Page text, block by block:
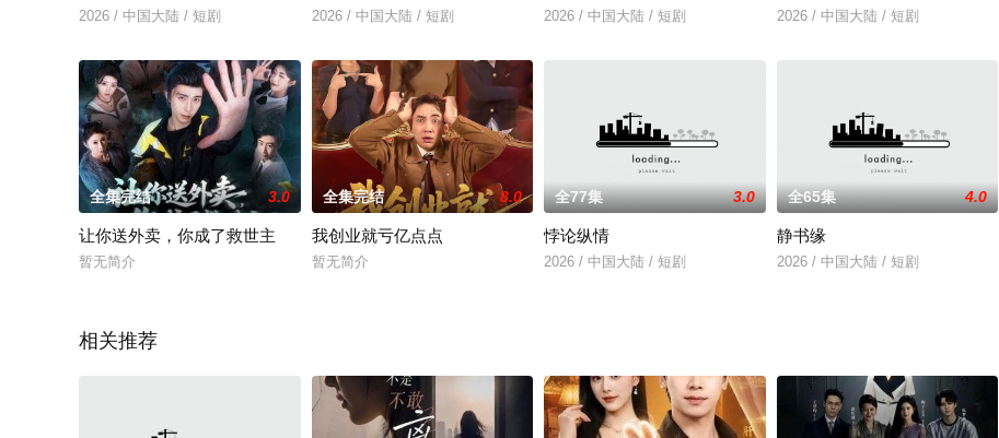
2026 / 中国大陆 / 短剧 2026 / 中国大陆 / 短剧 2026 / 中国大陆 / 短剧 2026 / 中国大陆 / 短剧
全集完结 3.0
让你送外卖，你成了救世主
暂无简介
全集完结 8.0
我创业就亏亿点点
暂无简介
全77集 3.0
悖论纵情
2026 / 中国大陆 / 短剧
全65集 4.0
静书缘
2026 / 中国大陆 / 短剧
相关推荐